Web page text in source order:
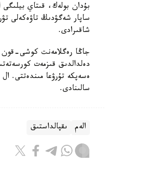
بۇدان بولەك، قىتاي بيلىگى
ساپار شەگۋدىڭ تاۋەكەلى
شاقىرادى.
جاڭا رەگلامەنت كوشى-قون
ەسەپكە تۇرۋعا مىندەتتى. ال
سالىنادى.
الەم ىقپالداستىق